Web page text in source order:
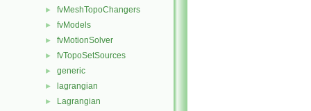
► fvMeshTopoChangers
► fvModels
► fvMotionSolver
► fvTopoSetSources
► generic
► lagrangian
► Lagrangian